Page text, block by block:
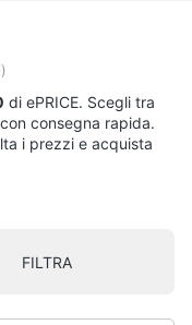
di ePRICE. Scegli tra
consegna rapida.
i prezzi e acquista
FILTRA